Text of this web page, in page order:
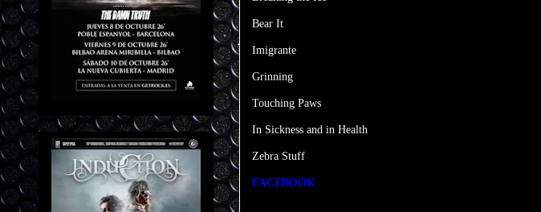
Bear It
Imigrante
Grinning
Touching Paws
In Sickness and in Health
Zebra Stuff
FACEBOOK